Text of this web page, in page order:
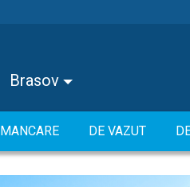
Brasov
MANCARE DE VAZUT